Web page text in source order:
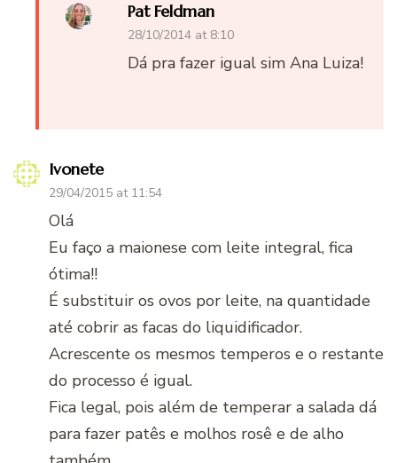
Pat Feldman
28/10/2014 at 8:10
Dá pra fazer igual sim Ana Luiza!
Ivonete
29/04/2015 at 11:54
Olá
Eu faço a maionese com leite integral, fica
ótima!!
É substituir os ovos por leite, na quantidade
até cobrir as facas do liquidificador.
Acrescente os mesmos temperos e o restante
do processo é igual.
Fica legal, pois além de temperar a salada dá
para fazer patês e molhos rosê e de alho